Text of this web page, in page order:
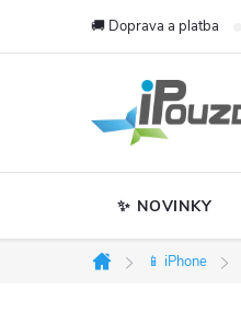
🚚 Doprava a platba
✨ NOVINKY
Domů
📱 iPhone